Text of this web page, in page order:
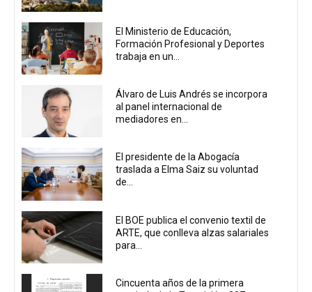
El Ministerio de Educación,
Formación Profesional y Deportes
trabaja en un...
Álvaro de Luis Andrés se incorpora
al panel internacional de
mediadores en...
El presidente de la Abogacía
traslada a Elma Saiz su voluntad
de...
El BOE publica el convenio textil de
ARTE, que conlleva alzas salariales
para...
Cincuenta años de la primera